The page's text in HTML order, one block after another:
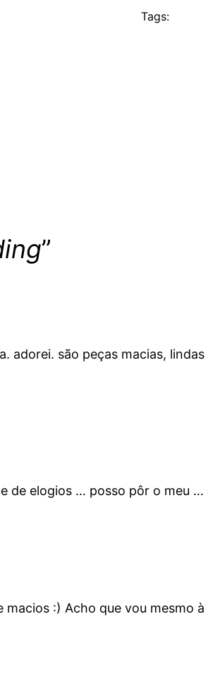
Tags:
”
adorei. são peças macias,
de elogios … posso pôr o meu
:) Acho que vou mesmo